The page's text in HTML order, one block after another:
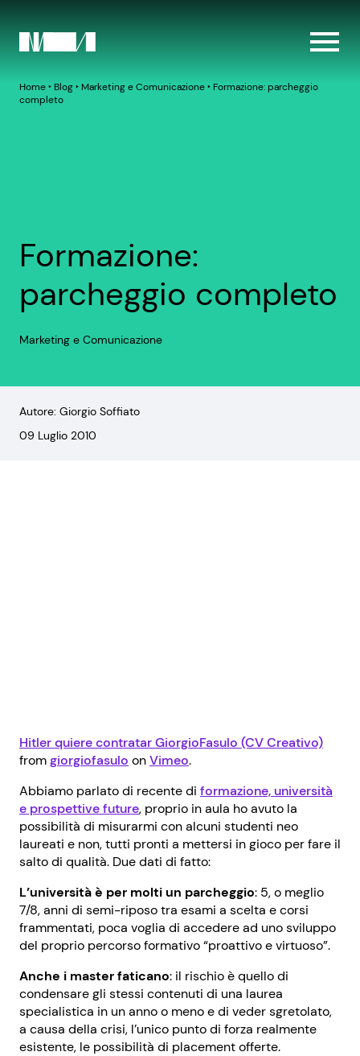
Home‣ Blog‣ Marketing e Comunicazione‣ Formazione: parcheggio
completo
Formazione:
parcheggio completo
Marketing e Comunicazione
Autore: Giorgio Soffiato
09 Luglio 2010
Hitler quiere contratar GiorgioFasulo (CV Creativo)
fromgiorgiofasulo onVimeo.
Abbiamo parlato di recente di formazione, università
e prospettive future, proprio in aula ho avuto la
possibilità di misurarmi con alcuni studenti neo
laureati e non, tutti pronti a mettersi in gioco per fare il
salto di qualità. Due dati di fatto:
L’università è per molti un parcheggio: 5, o meglio
7/8, anni di semi-riposo tra esami a scelta e corsi
frammentati, poca voglia di accedere ad uno sviluppo
del proprio percorso formativo “proattivo e virtuoso”.
Anche i master faticano: il rischio è quello di
condensare gli stessi contenuti di una laurea
specialistica in un anno o meno e di veder sgretolato,
a causa della crisi, l’unico punto di forza realmente
esistente, le possibilità di placement offerte.